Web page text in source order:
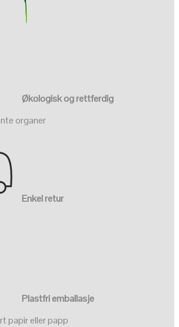
Økologisk og rettferdig
organer
Enkel retur
Plastfri emballasje
papir eller papp